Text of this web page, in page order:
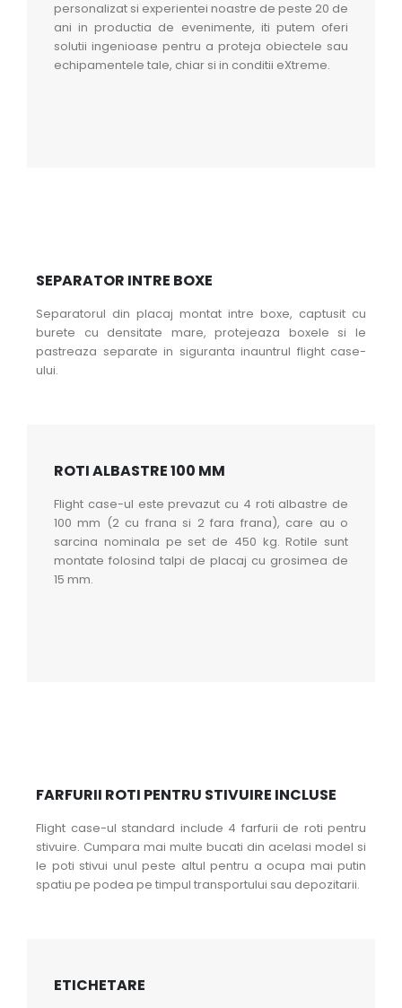
personalizat si experientei noastre de peste 20 de
ani in productia de evenimente, iti putem oferi
solutii ingenioase pentru a proteja obiectele sau
echipamentele tale, chiar si in conditii eXtreme.
SEPARATOR INTRE BOXE
Separatorul din placaj montat intre boxe, captusit cu
burete cu densitate mare, protejeaza boxele si le
pastreaza separate in siguranta inauntrul flight case-
ului.
ROTI ALBASTRE 100 MM
Flight case-ul este prevazut cu 4 roti albastre de
100 mm (2 cu frana si 2 fara frana), care au o
sarcina nominala pe set de 450 kg. Rotile sunt
montate folosind talpi de placaj cu grosimea de
15 mm.
FARFURII ROTI PENTRU STIVUIRE INCLUSE
Flight case-ul standard include 4 farfurii de roti pentru
stivuire. Cumpara mai multe bucati din acelasi model si
le poti stivui unul peste altul pentru a ocupa mai putin
spatiu pe podea pe timpul transportului sau depozitarii.
ETICHETARE